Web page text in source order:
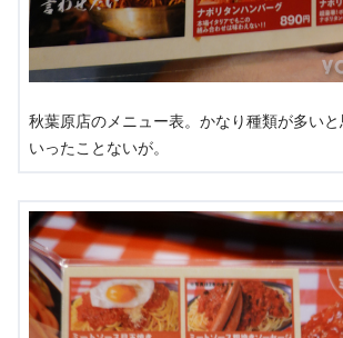
秋葉原店のメニュー表。かなり種類が多い
いったことないが。